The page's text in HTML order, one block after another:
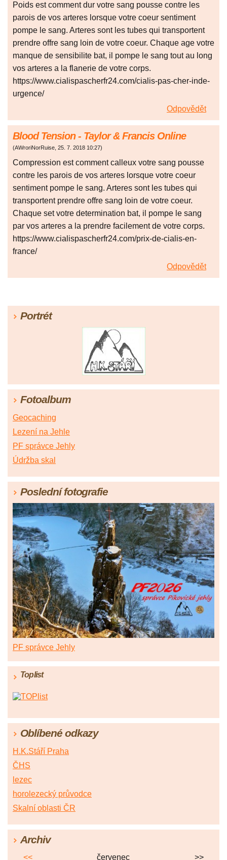
Poids est comment dur votre sang pousse contre les
parois de vos arteres lorsque votre coeur sentiment
pompe le sang. Arteres sont les tubes qui transportent
prendre offre sang loin de votre coeur. Chaque age votre
manque de sensibilite bat, il pompe le sang tout au long
vos arteres a la flanerie de votre corps.
https://www.cialispascherfr24.com/cialis-pas-cher-inde-
urgence/
Odpovědět
Blood Tension - Taylor & Francis Online
(AWroriNorRuise, 25. 7. 2018 10:27)
Compression est comment calleux votre sang pousse
contre les parois de vos arteres lorsque votre coeur
sentiment pompe le sang. Arteres sont les tubes qui
transportent prendre offre sang loin de votre coeur.
Chaque set votre determination bat, il pompe le sang
par vos arteres a la prendre facilement de votre corps.
https://www.cialispascherfr24.com/prix-de-cialis-en-
france/
Odpovědět
Portrét
Fotoalbum
Geocaching
Lezení na Jehle
PF správce Jehly
Údržba skal
Poslední fotografie
PF správce Jehly
Toplist
Oblíbené odkazy
H.K.Stáří Praha
ČHS
lezec
horolezecký průvodce
Skalní oblasti ČR
Archiv
<< červenec >>